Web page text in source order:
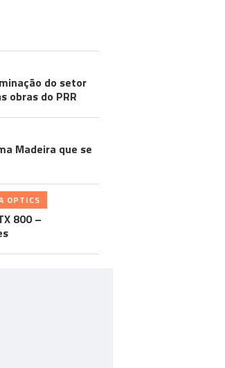
do setor
obras do PRR
Madeira que se
OPTICS
800 –